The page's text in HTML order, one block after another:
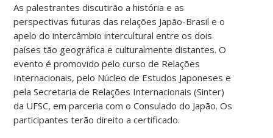
As palestrantes discutirão a história e as
perspectivas futuras das relações Japão-Brasil e o
apelo do intercâmbio intercultural entre os dois
países tão geográfica e culturalmente distantes. O
evento é promovido pelo curso de Relações
Internacionais, pelo Núcleo de Estudos Japoneses e
pela Secretaria de Relações Internacionais (Sinter)
da UFSC, em parceria com o Consulado do Japão. Os
participantes terão direito a certificado.